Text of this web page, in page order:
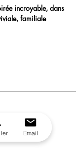
incroyable, dans
familiale
Email